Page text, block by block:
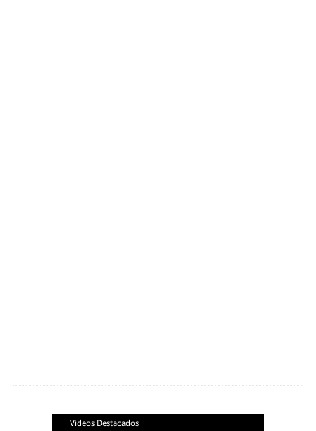
Videos Destacados